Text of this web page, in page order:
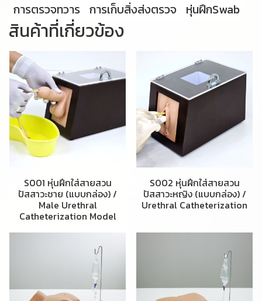
การตรวจทวาร การเก็บสิ่งส่งตรวจ หุ่นฝึกSwab
สินค้าที่เกี่ยวข้อง
S001 หุ่นฝึกใส่สายสวน
ปัสสาวะชาย (แบบกล่อง) /
Male Urethral
Catheterization Model
S002 หุ่นฝึกใส่สายสวน
ปัสสาวะหญิง (แบบกล่อง) /
Urethral Catheterization